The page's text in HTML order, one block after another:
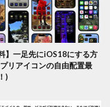
】一足先にiOS18にする方
リアイコンの自由配置最
)